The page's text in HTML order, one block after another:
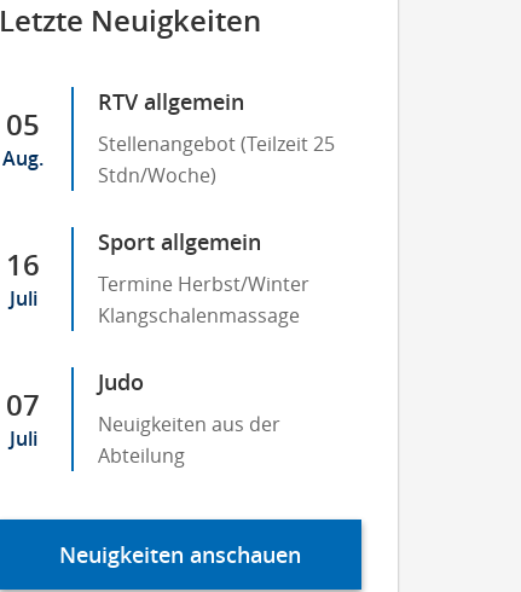
Letzte Neuigkeiten
05
Aug.
RTV allgemein
Stellenangebot (Teilzeit 25
Stdn/Woche)
16
Juli
Sport allgemein
Termine Herbst/Winter
Klangschalenmassage
07
Juli
Judo
Neuigkeiten aus der
Abteilung
Neuigkeiten anschauen